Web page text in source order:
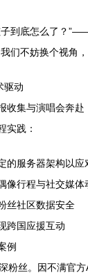
到底怎么了？
们不妨换个视角
驱动
收集与演唱会奔
实践：
的服务器架构以应
像行程与社交媒体
丝社区数据安全
跨国应援互动
例
粉丝。因不满官